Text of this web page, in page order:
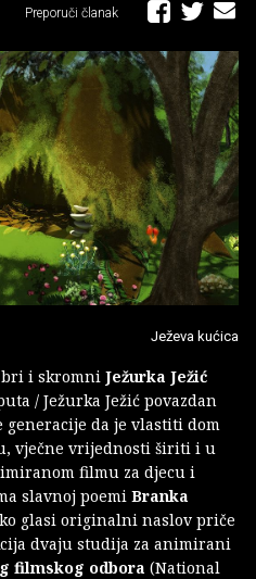
Preporuči članak
Ježeva kućica
i skromni Ježurka Ježić
/ Ježurka Ježić povazdan
da je vlastiti dom
vječne vrijednosti širiti i u
filmu za djecu i
slavnoj poemi Branka
glasi originalni naslov priče
dvaju studija za animirani
filmskog odbora (National